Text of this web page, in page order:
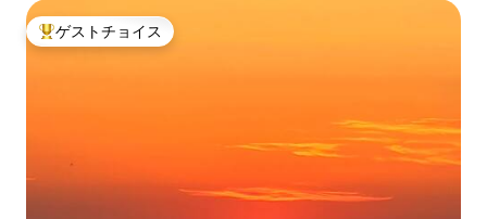
大好評のゲストチョイスです。
ゲストチョイス